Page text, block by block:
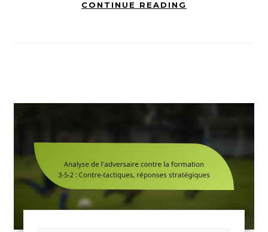
CONTINUE READING